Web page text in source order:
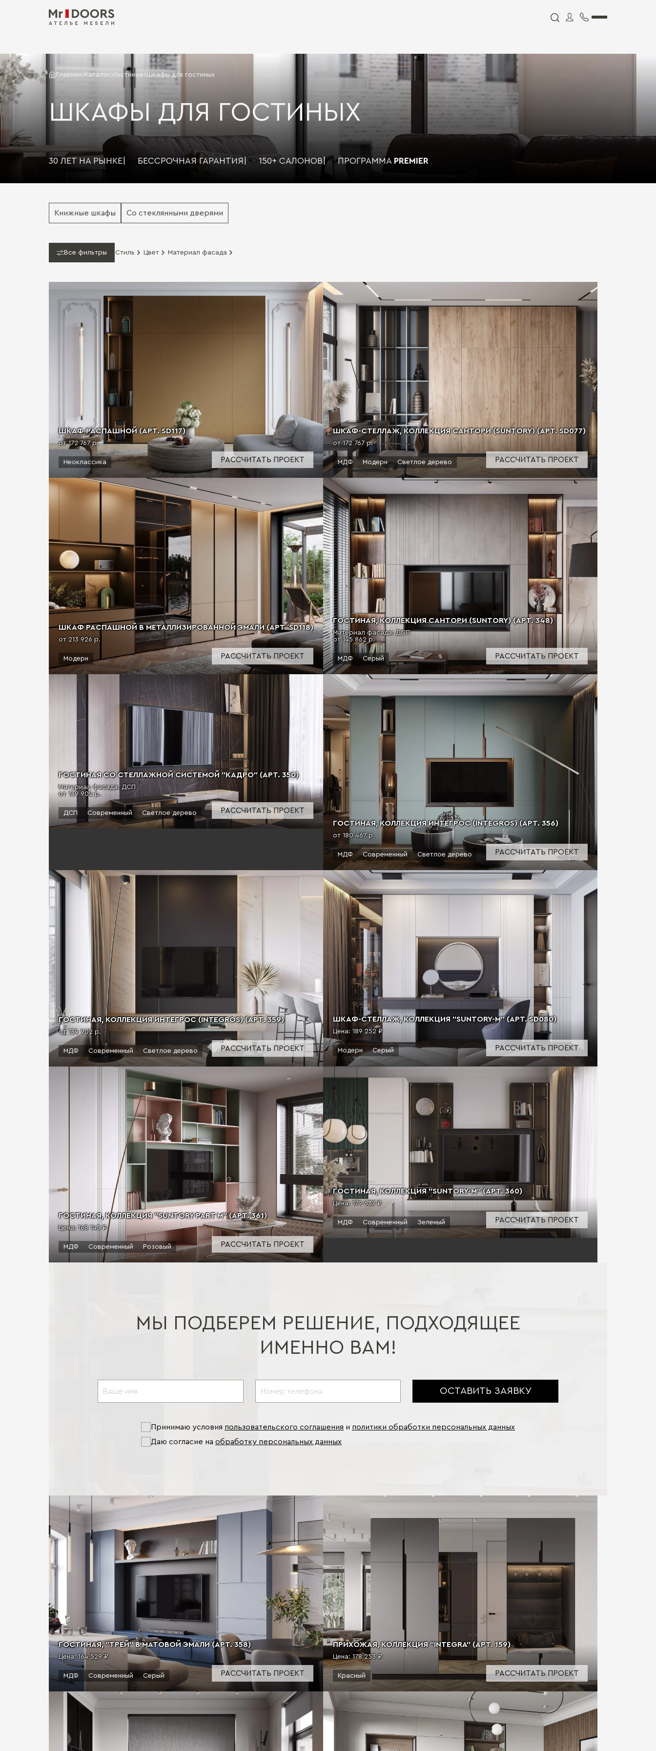
Главная Каталог Гостиные Шкафы для гостиных
ШКАФЫ ДЛЯ ГОСТИНЫХ
30 ЛЕТ НА РЫНКЕ БЕССРОЧНАЯ ГАРАНТИЯ | 150+ САЛОНОВ| ПРОГРАММА PREMIER
Книжные шкафы Со стеклянными дверями
Все фильтры Стиль Цвет Материал фасада
ШКАФ РАСПАШНОЙ (АРТ. SD117)
от 172 767 р.
Неоклассика РАССЧИТАТЬ ПРОЕКТ
ШКАФ-СТЕЛЛАЖ, КОЛЛЕКЦИЯ САНТОРИ (SUNTORY) (АРТ. SD077)
от 172 767 р.
МДФ Модерн Светлое дерево РАССЧИТАТЬ ПРОЕКТ
ШКАФ РАСПАШНОЙ В МЕТАЛЛИЗИРОВАННОЙ ЭМАЛИ (АРТ. SD118)
от 213 926 р.
Модерн РАССЧИТАТЬ ПРОЕКТ
ГОСТИНАЯ, КОЛЛЕКЦИЯ САНТОРИ (SUNTORY) (АРТ. 348)
Материал фасада: ДСП
от 145 862 р.
МДФ Серый РАССЧИТАТЬ ПРОЕКТ
ГОСТИНАЯ СО СТЕЛЛАЖНОЙ СИСТЕМОЙ "КАДРО" (АРТ. 350)
Материал фасада: ДСП
от 139 902 р.
ДСП Современный Светлое дерево
РАССЧИТАТЬ ПРОЕКТ
ГОСТИНАЯ, КОЛЛЕКЦИЯ ИНТЕГРOC (INTEGROS) (АРТ. 356)
от 180 467 р.
МДФ Современный Светлое дерево РАССЧИТАТЬ ПРОЕКТ
ГОСТИНАЯ, КОЛЛЕКЦИЯ ИНТЕГРOC (INTEGROS) (АРТ. 359)
от 139 902 р.
МДФ Современный Светлое дерево РАССЧИТАТЬ ПРОЕКТ
ШКАФ-СТЕЛЛАЖ, КОЛЛЕКЦИЯ "SUNTORY-M" (АРТ. SD080)
Цена:189 252 ₽
Модерн Серый РАССЧИТАТЬ ПРОЕКТ
ГОСТИНАЯ, КОЛЛЕКЦИЯ "SUNTORY PART M" (АРТ. 361)
Цена:168 145 ₽
МДФ Современный Розовый РАССЧИТАТЬ ПРОЕКТ
ГОСТИНАЯ, КОЛЛЕКЦИЯ "SUNTORY-M" (АРТ. 360)
Цена:179 637 ₽
МДФ Современный Зеленый РАССЧИТАТЬ ПРОЕКТ
МЫ ПОДБЕРЕМ РЕШЕНИЕ, ПОДХОДЯЩЕЕ
ИМЕННО ВАМ!
ОСТАВИТЬ ЗАЯВКУ
Принимаю условия пользовательского соглашения и политики обработки персональных данных
Даю согласие на обработку персональных данных
ГОСТИНАЯ, "ТРЕЙ" В МАТОВОЙ ЭМАЛИ (АРТ. 358)
Цена: 164 529 ₽
МДФ Современный Серый РАССЧИТАТЬ ПРОЕКТ
ПРИХОЖАЯ, КОЛЛЕКЦИЯ "INTEGRA" (АРТ. 159)
Цена:178 253 ₽
Красный РАССЧИТАТЬ ПРОЕКТ